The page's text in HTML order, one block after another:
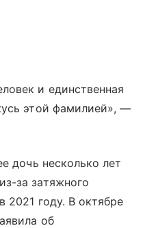
и единственная
этой фамилией», —
дочь несколько лет
за затяжного
2021 году. В октябре
об